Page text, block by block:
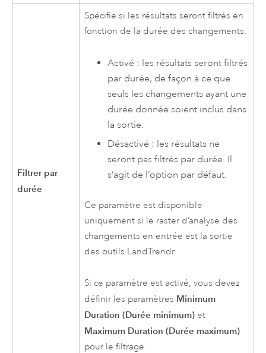
Filtrer par
durée
Spécifie si les résultats seront filtrés en
fonction de la durée des changements.
Activé : les résultats seront filtrés
par durée, de façon à ce que
seuls les changements ayant une
durée donnée soient inclus dans
la sortie.
Désactivé : les résultats ne
seront pas filtrés par durée. Il
s’agit de l’option par défaut.
Ce paramètre est disponible
uniquement si le raster d’analyse des
changements en entrée est la sortie
des outils LandTrendr.
Si ce paramètre est activé, vous devez
définir les paramètres Minimum
Duration (Durée minimum) et
Maximum Duration (Durée maximum)
pour le filtrage.